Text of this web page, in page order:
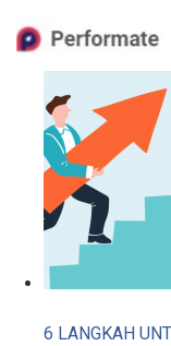
content
6 LANGKAH